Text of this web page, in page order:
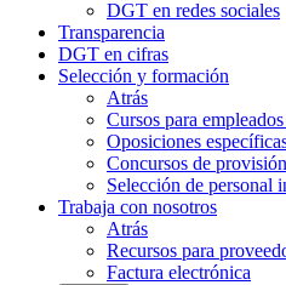
DGT en redes sociales
Transparencia
DGT en cifras
Selección y formación
Atrás
Cursos para
Oposiciones
Concursos de
Selección de personal
Trabaja con nosotros
Atrás
Recursos para
Factura electrónica